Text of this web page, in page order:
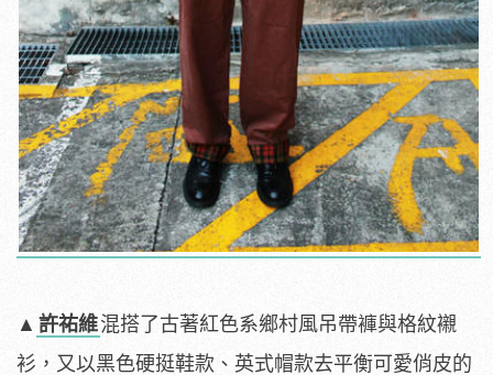
▲ 許祐維混搭了古著紅色系鄉村風吊帶褲與格紋襯
衫，又以黑色硬挺鞋款、英式帽款去平衡可愛俏皮的